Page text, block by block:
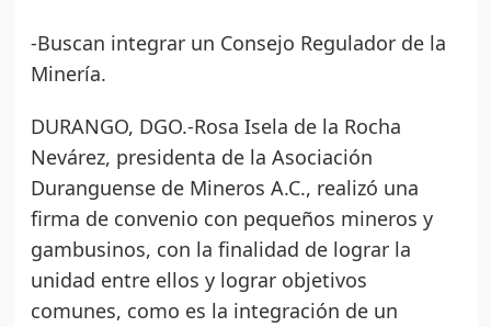
-Buscan integrar un Consejo Regulador de la
Minería.
DURANGO, DGO.-Rosa Isela de la Rocha
Nevárez, presidenta de la Asociación
Duranguense de Mineros A.C., realizó una
firma de convenio con pequeños mineros y
gambusinos, con la finalidad de lograr la
unidad entre ellos y lograr objetivos
comunes, como es la integración de un